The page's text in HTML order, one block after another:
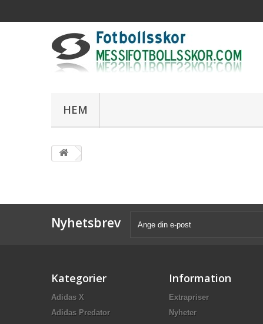
HEM
Nyhetsbrev
Kategorier
Adidas X
Adidas Predator
Information
Extrapriser
Nyheter